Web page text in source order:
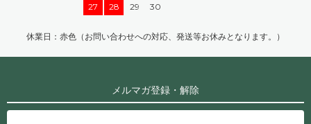
27
28 29 30
休業日：赤色（お問い合わせへの対応、発送等お休みとなります。）
メルマガ登録・解除